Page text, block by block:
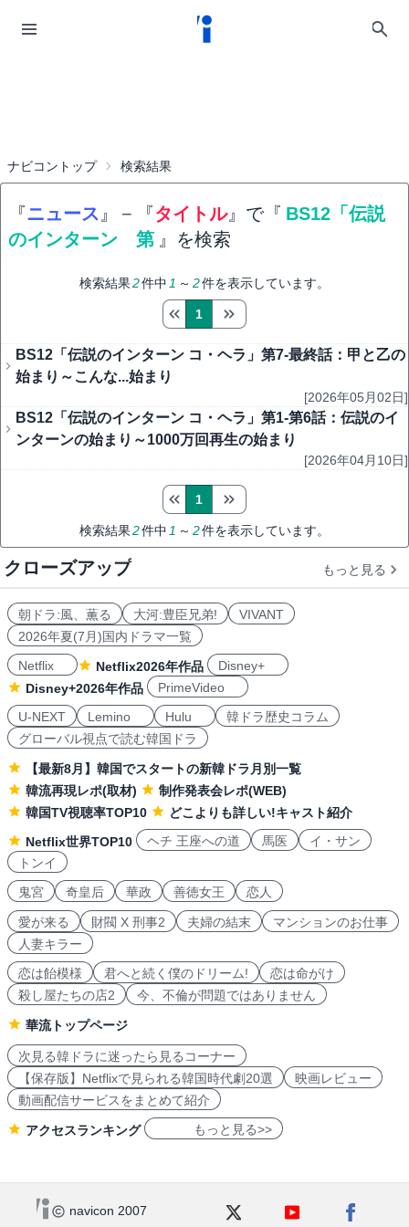
ナビコントップ 検索結果
『ニュース 』 − 『タイトル』で『 BS12「伝説
のインターン 第 』を検索
検索結果2件中 1 ～ 2件を表示しています。
1
BS12「伝説のインターン コ・ヘラ」第7-最終話：甲と乙の
始まり～こんな...始まり
[2026年05月02日]
BS12「伝説のインターン コ・ヘラ」第1-第6話：伝説のイ
ンターンの始まり～1000万回再生の始まり
[2026年04月10日]
検索結果2件中 1 ～ 2件を表示しています。
1
クローズアップ もっと見る
朝ドラ:風、薫る 大河:豊臣兄弟!
VIVANT
2026年夏(7月)国内ドラマ一覧
Netflix
Netflix2026年作品
Disney+
Disney+2026年作品
PrimeVideo
U-NEXT
Lemino Hulu
韓ドラ歴史コラム
グローバル視点で読む韓国ドラ
【最新8月】韓国でスタートの新韓ドラ月別一覧
韓流再現レポ(取材)
制作発表会レポ(WEB)
韓国TV視聴率TOP10
どこよりも詳しい!キャスト紹介
Netflix世界TOP10
ヘチ 王座への道 馬医
イ・サン
トンイ
鬼宮
奇皇后 華政 善徳女王 恋人
愛が来る 財閥 X 刑事2 夫婦の結末
マンションのお仕事
人妻キラー
恋は飴模様
君へと続く僕のドリーム!
恋は命がけ
殺し屋たちの店2
今、不倫が問題ではありません
華流トップページ
次見る韓ドラに迷ったら見るコーナー
【保存版】Netflixで見られる韓国時代劇20選
映画レビュー
動画配信サービスをまとめて紹介
アクセスランキング もっと見る>>
navicon 2007